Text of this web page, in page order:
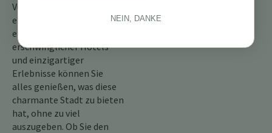
Vulkanregion Costa Ricas
erkunden möchten. Mit
einer Vielzahl
erschwinglicher Hotels
und einzigartiger
Erlebnisse können Sie
alles genießen, was diese
charmante Stadt zu bieten
hat, ohne zu viel
auszugeben. Ob Sie den
NEIN, DANKE